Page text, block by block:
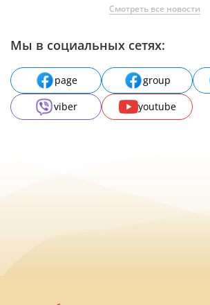
Смотреть все новости
Мы в социальных сетях:
page group
viber
youtube